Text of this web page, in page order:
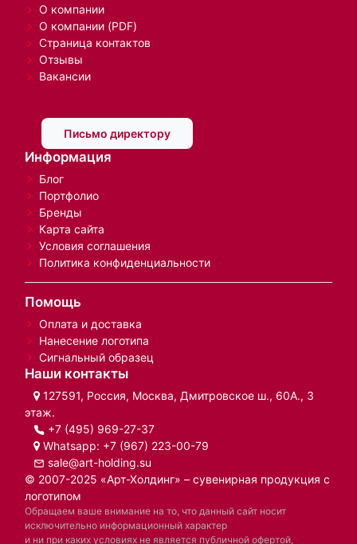
О компании
О компании (PDF)
Страница контактов
Отзывы
Вакансии
Письмо директору
Информация
Блог
Портфолио
Бренды
Карта сайта
Условия соглашения
Политика конфиденциальности
Помощь
Оплата и доставка
Нанесение логотипа
Сигнальный образец
Наши контакты
127591, Россия, Москва, Дмитровское ш., 60А., 3
этаж.
+7 (495) 969-27-37
Whatsapp: +7 (967) 223-00-79
sale@art-holding.su
© 2007-2025 «Арт-Холдинг» – сувенирная продукция с
логотипом
Обращаем ваше внимание на то, что данный сайт носит
исключительно информационный характер
и ни при каких условиях не является публичной офертой,